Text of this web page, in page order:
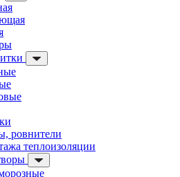
ровнители
теплоизоляции